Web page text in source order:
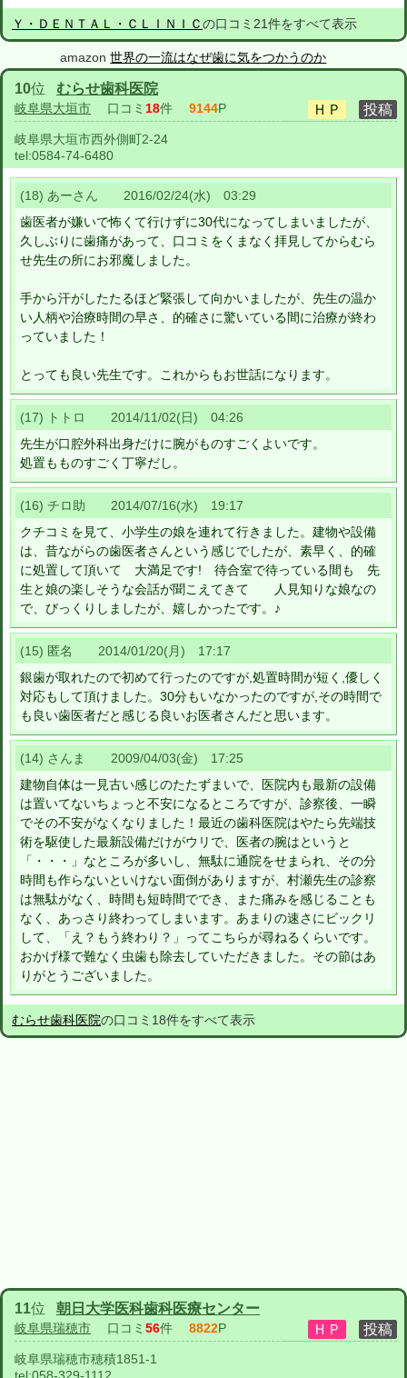
Ｙ・ＤＥＮＴＡＬ・ＣＬＩＮＩＣの口コミ21件をすべて表示
amazon世界の一流はなぜ歯に気をつかうのか
10位 むらせ歯科医院
岐阜県大垣市 口コミ 18件 9144P
岐阜県大垣市西外側町2-24
tel:0584-74-6480
(18) あーさん 2016/02/24(水) 03:29
歯医者が嫌いで怖くて行けずに30代になってしまいましたが、
久しぶりに歯痛があって、口コミをくまなく拝見してからむら
せ先生の所にお邪魔しました。
手から汗がしたたるほど緊張して向かいましたが、先生の温か
い人柄や治療時間の早さ、的確さに驚いている間に治療が終わ
っていました！
とっても良い先生です。これからもお世話になります。
(17) トトロ 2014/11/02(日) 04:26
先生が口腔外科出身だけに腕がものすごくよいです。
処置もものすごく丁寧だし。
(16) チロ助 2014/07/16(水) 19:17
クチコミを見て、小学生の娘を連れて行きました。建物や設備
は、昔ながらの歯医者さんという感じでしたが、素早く、的確
に処置して頂いて 大満足です! 待合室で待っている間も 先
生と娘の楽しそうな会話が聞こえてきて 人見知りな娘なの
で、びっくりしましたが、嬉しかったです。♪
(15) 匿名 2014/01/20(月) 17:17
銀歯が取れたので初めて行ったのですが,処置時間が短く,優しく
対応もして頂けました。30分もいなかったのですが,その時間で
も良い歯医者だと感じる良いお医者さんだと思います。
(14) さんま 2009/04/03(金) 17:25
建物自体は一見古い感じのたたずまいで、医院内も最新の設備
は置いてないちょっと不安になるところですが、診察後、一瞬
でその不安がなくなりました！最近の歯科医院はやたら先端技
術を駆使した最新設備だけがウリで、医者の腕はというと
「・・・」なところが多いし、無駄に通院をせまられ、その分
時間も作らないといけない面倒がありますが、村瀬先生の診察
は無駄がなく、時間も短時間ででき、また痛みを感じることも
なく、あっさり終わってしまいます。あまりの速さにビックリ
して、「え？もう終わり？」ってこちらが尋ねるくらいです。
おかげ様で難なく虫歯も除去していただきました。その節はあ
りがとうございました。
むらせ歯科医院の口コミ18件をすべて表示
11位 朝日大学医科歯科医療センター
岐阜県瑞穂市 口コミ 56件 8822P
岐阜県瑞穂市穂積1851-1